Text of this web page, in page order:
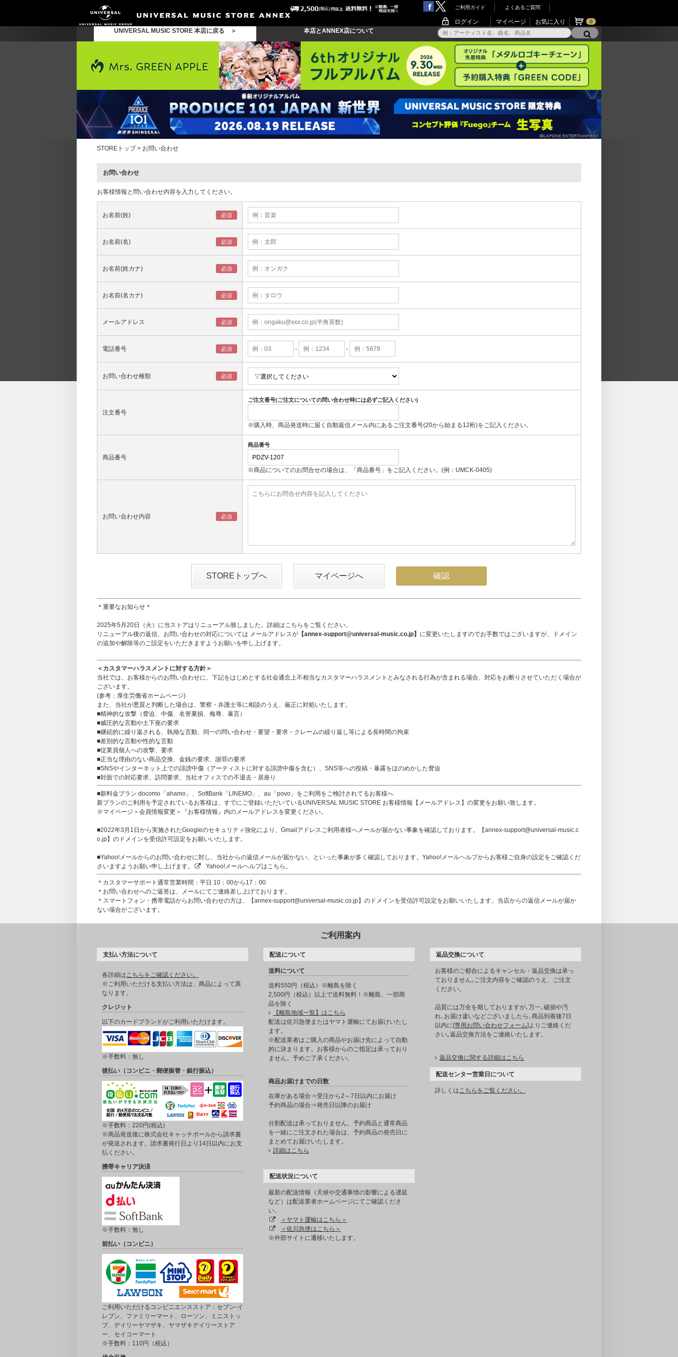
ご利用ガイド よくあるご質問
ログイン マイページ お気に入り 0
UNIVERSAL MUSIC STORE 本店に戻る ＞ 本店とANNEX店について
STOREトップ> お問い合わせ
お問い合わせ
お客様情報と問い合わせ内容を入力してください。
お名前(姓)
お名前(名)
お名前(姓カナ)
お名前(名カナ)
メールアドレス
電話番号 - -
お問い合わせ種類
注文番号
ご注文番号(ご注文についての問い合わせ時には必ずご記入ください)
※購入時、商品発送時に届く自動返信メール内にあるご注文番号(20から始まる12桁)をご記入ください。
商品番号
商品番号
※商品についてのお問合せの場合は、「商品番号」をご記入ください。(例：UMCK-0405)
お問い合わせ内容
STOREトップへ マイページへ
＊重要なお知らせ＊
2025年5月20日（火）に当ストアはリニューアル致しました。詳細は こちら をご覧ください。
リニューアル後の返信、お問い合わせの対応については メールアドレスが 【annex-support@universal-music.co.jp】 に変更いたしますのでお手数ではございますが、ドメイン
の追加や解除等のご設定をいただきますようお願いを申し上げます。
＜カスタマーハラスメントに対する方針＞
当社では、お客様からのお問い合わせに、下記をはじめとする社会通念上不相当なカスタマーハラスメントとみなされる行為が含まれる場合、対応をお断りさせていただく場合が
ございます。
(参考： 厚生労働省ホームページ)
また、当社が悪質と判断した場合は、警察・弁護士等に相談のうえ、厳正に対処いたします。
■精神的な攻撃（脅迫、中傷、名誉棄損、侮辱、暴言）
■威圧的な言動や土下座の要求
■継続的に繰り返される、執拗な言動、同一の問い合わせ・要望・要求・クレームの繰り返し等による長時間の拘束
■差別的な言動や性的な言動
■従業員個人への攻撃、要求
■正当な理由のない商品交換、金銭の要求、謝罪の要求
■SNSやインターネット上での誹謗中傷（アーティストに対する誹謗中傷を含む）、SNS等への投稿・暴露をほのめかした脅迫
■対面での対応要求、訪問要求、当社オフィスでの不退去・居座り
■新料金プラン docomo「ahamo」、SoftBank「LINEMO」、au「povo」をご利用をご検討されてるお客様へ
新プランのご利用を予定されているお客様は、すでにご登録いただいているUNIVERSAL MUSIC STORE お客様情報【メールアドレス】の変更をお願い致します。
※マイページ＞会員情報変更＞『お客様情報』内のメールアドレスを変更ください。
■2022年3月1日から実施されたGoogleのセキュリティ強化により、Gmailアドレスご利用者様へメールが届かない事象を確認しております。【annex-support@universal-music.c
o.jp】のドメインを受信許可設定をお願いいたします。
■Yahoo!メールからのお問い合わせに対し、当社からの返信メールが届かない、といった事象が多く確認しております。Yahoo!メールヘルプからお客様ご自身の設定をご確認くだ
さいますようお願い申し上げます。
Yahoo!メールヘルプはこちら。
＊カスタマーサポート通常営業時間：平日 10：00から17：00
＊お問い合わせへのご返答は、メールにてご連絡差し上げております。
＊スマートフォン・携帯電話からお問い合わせの方は、【annex-support@universal-music.co.jp】のドメインを受信許可設定をお願いいたします。当店からの返信メールが届か
ない場合がございます。
ご利用案内
支払い方法について
各詳細はこちらをご確認ください。
※ご利用いただける支払い方法は、商品によって異
なります。
クレジット
以下のカードブランドがご利用いただけます。
※手数料：無し
後払い（コンビニ・郵便振替・銀行振込）
※手数料：220円(税込)
※商品発送後に株式会社キャッチボールから請求書
が発送されます。請求書発行日より14日以内にお支
払ください。
携帯キャリア決済
※手数料：無し
前払い（コンビニ）
ご利用いただけるコンビニエンスストア：セブン-イ
レブン、ファミリーマート、ローソン、ミニストッ
プ、デイリーヤマザキ、ヤマザキデイリーストア
ー、セイコーマート
※手数料：110円（税込）
配送について
送料について
送料550円（税込）※離島を除く
2,500円（税込）以上で送料無料！※離島、一部商
品を除く
【離島地域一覧】はこちら
配送は佐川急便またはヤマト運輸にてお届けいたし
ます。
※配送業者はご購入の商品やお届け先によって自動
的に決まります。お客様からのご指定は承っており
ません。予めご了承ください。
商品お届けまでの日数
在庫がある場合⇒受注から2～7日以内にお届け
予約商品の場合⇒発売日以降のお届け
分割配送は承っておりません。予約商品と通常商品
を一緒にご注文された場合は、予約商品の発売日に
まとめてお届けいたします。
詳細はこちら
配送状況について
最新の配送情報（天候や交通事情の影響による遅延
など）は配送業者ホームページにてご確認くださ
い。
＜ヤマト運輸はこちら＞
＜佐川急便はこちら＞
※外部サイトに遷移いたします。
返品交換について
お客様のご都合によるキャンセル・返品交換は承っ
ておりません｡ご注文内容をご確認のうえ、ご注文
ください。
品質には万全を期しておりますが､万一､破損や汚
れ､お届け違いなどございましたら､商品到着後7日
以内に[専用お問い合わせフォーム]よりご連絡くだ
さい｡返品交換方法をご連絡いたします。
返品交換に関する詳細はこちら
配送センター営業日について
詳しくはこちらをご覧ください。